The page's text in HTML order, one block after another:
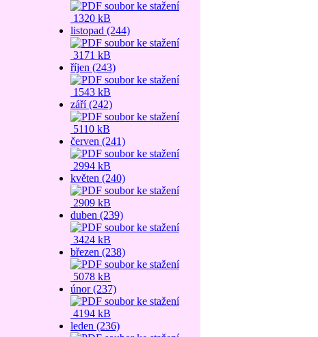
1320 kB
listopad (244)
3171 kB
říjen (243)
1543 kB
září (242)
5110 kB
červen (241)
2994 kB
květen (240)
2909 kB
duben (239)
3424 kB
březen (238)
5078 kB
únor (237)
4194 kB
leden (236)